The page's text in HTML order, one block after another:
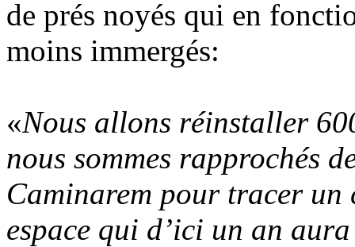
de prés noyés qui en
moins immergés:
«Nous allons réinstaller
nous sommes rapprochés
Caminarem pour tracer un
espace qui d’ici un an